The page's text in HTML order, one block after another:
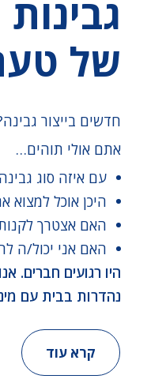
של
חדשים בייצור
אתם אולי תוהים…
עם איזה סוג
היכן אוכל למצוא
האם אצטרך
האם אני יכול/ה
היו רגועים חברים.
נהדרות בבית עם
קרא עוד